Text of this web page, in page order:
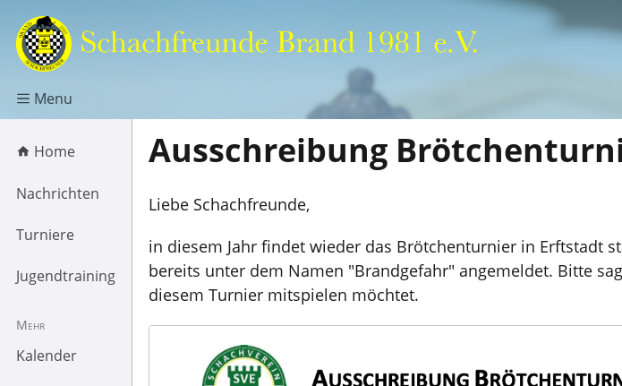
Menu
Home
Nachrichten
Turniere
Jugendtraining
Mehr
Kalender
Ausschreibung
Liebe Schachfreunde,
in diesem Jahr findet wieder das Brötchenturnier in Erftstadt
bereits unter dem Namen "Brandgefahr" angemeldet. Bitte
diesem Turnier mitspielen möchtet.